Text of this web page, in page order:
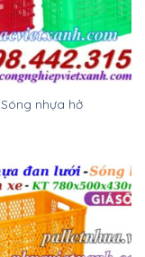
Sóng nhựa hở